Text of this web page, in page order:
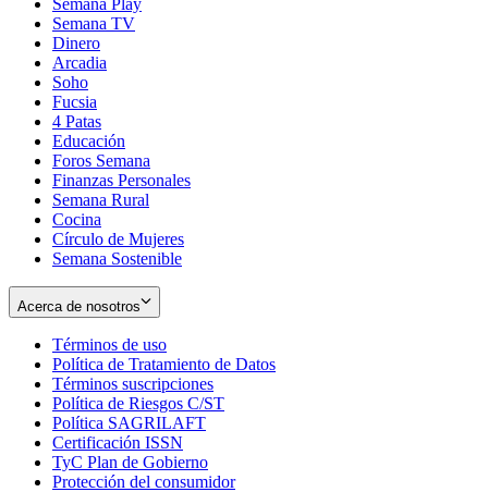
Semana TV
Dinero
Arcadia
Soho
in
new
window
Fucsia
in
new
window
4 Patas
Educación
Foros Semana
Finanzas Personales
Semana Rural
Cocina
Círculo de Mujeres
Semana Sostenible
Acerca de nosotros
Términos de uso
in
new
window
Política de Tratamiento de Datos
Términos suscripciones
in
Política de Riesgos C/ST
Política SAGRILAFT
new
window
Certificación ISSN
in
new
TyC Plan de Gobierno
in
Protección del consumidorOpens